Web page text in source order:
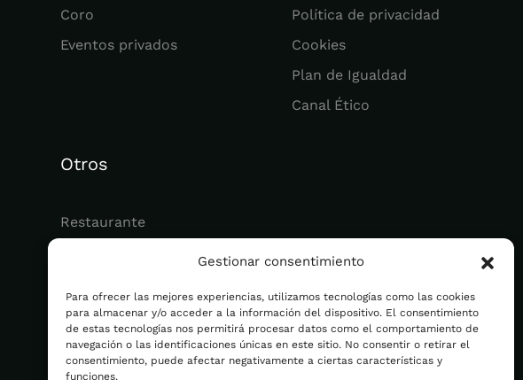
Gestionar consentimiento
Para ofrecer las mejores experiencias, utilizamos tecnologías como las cookies
para almacenar y/o acceder a la información del dispositivo. El consentimiento
de estas tecnologías nos permitirá procesar datos como el comportamiento de
navegación o las identificaciones únicas en este sitio. No consentir o retirar el
consentimiento, puede afectar negativamente a ciertas características y
funciones.
Coro
Eventos privados
Otros
Restaurante
Política de privacidad
Cookies
Plan de Igualdad
Canal Ético